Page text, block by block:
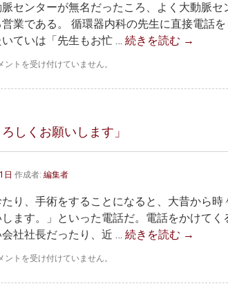
センターが無名だったころ、よく大動脈
業である。 循環器内科の先生に直接電話
ていは「先生もお忙 … 続きを読む →
ントを受け付けていません。
しくお願いします」
日 作成者: 編集者
り、手術をすることになると、大昔から
ます。」といった電話だ。電話をかけて
社社長だったり、近 … 続きを読む →
ントを受け付けていません。